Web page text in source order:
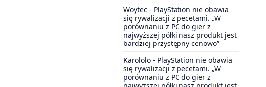
Woytec - PlayStation nie obawia
się rywalizacji z pecetami. „W
porównaniu z PC do gier z
najwyższej półki nasz produkt jest
bardziej przystępny cenowo”
Karololo - PlayStation nie obawia
się rywalizacji z pecetami. „W
porównaniu z PC do gier z